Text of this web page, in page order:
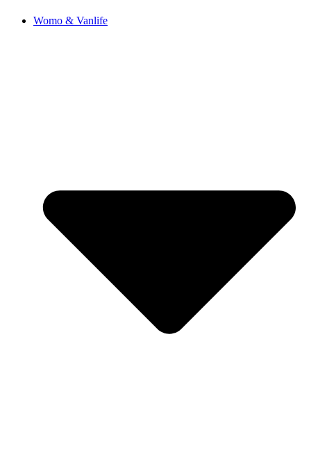
Womo & Vanlife